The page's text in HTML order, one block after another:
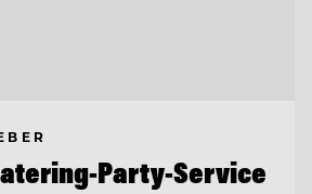
Party-Service